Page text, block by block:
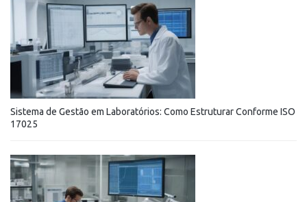
Sistema de Gestão em Laboratórios: Como Estruturar Conforme ISO
17025